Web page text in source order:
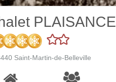
PLAISANCE
Saint-Martin-de-Belleville